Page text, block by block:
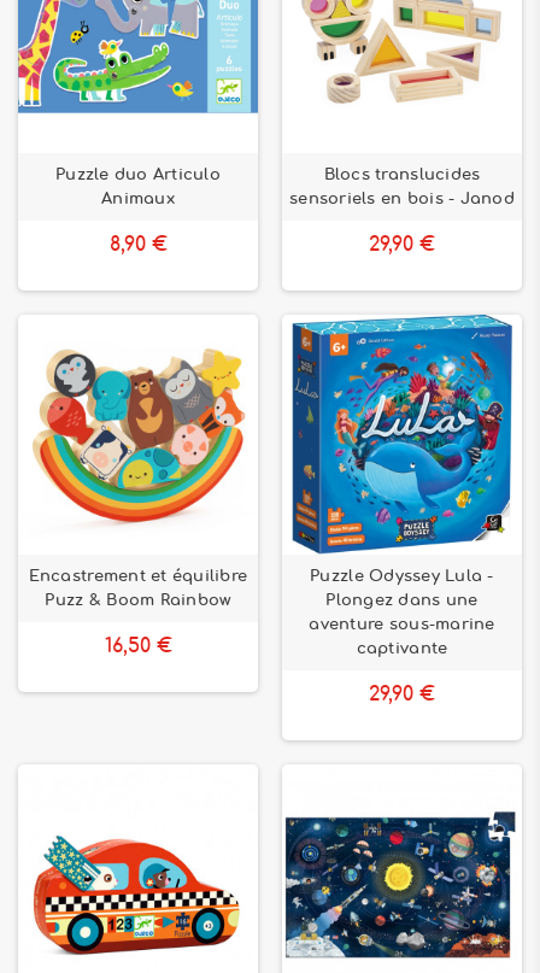
Puzzle duo Articulo
Animaux
8,90 €
Blocs translucides
sensoriels en bois - Janod
29,90 €
Encastrement et équilibre
Puzz & Boom Rainbow
16,50 €
Puzzle Odyssey Lula -
Plongez dans une
aventure sous-marine
captivante
29,90 €